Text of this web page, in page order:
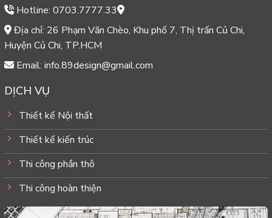
Hotline: 0703.7777.33
Địa chỉ: 26 Phạm Văn Chèo, Khu phố 7, Thị trấn Củ Chi,
Huyện Củ Chi, TP.HCM
Email: info.89design@gmail.com
DỊCH VỤ
Thiết kế Nội thất
Thiết kế kiến trúc
Thi công phần thô
Thi công hoàn thiện